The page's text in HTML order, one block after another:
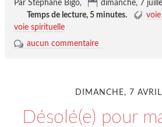
Par Stéphane Bigo, dimanche, 7
Temps de lecture, 5 minutes.
voie
voie spirituelle
aucun commentaire
DIMANCHE, 7
Désolé(e) pour